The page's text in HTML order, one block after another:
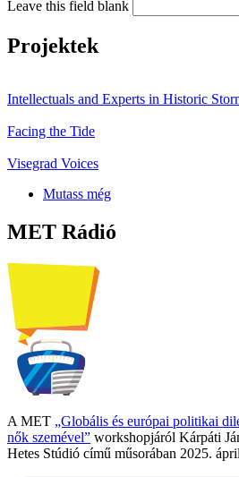
Leave this field blank
Projektek
Intellectuals and Experts in Historic
Facing the Tide
Visegrad Voices
Mutass még
MET Rádió
A MET „Globális és európai politikai
nők szemével” workshopjáról Kárpáti
Hetes Stúdió című műsorában 2025.